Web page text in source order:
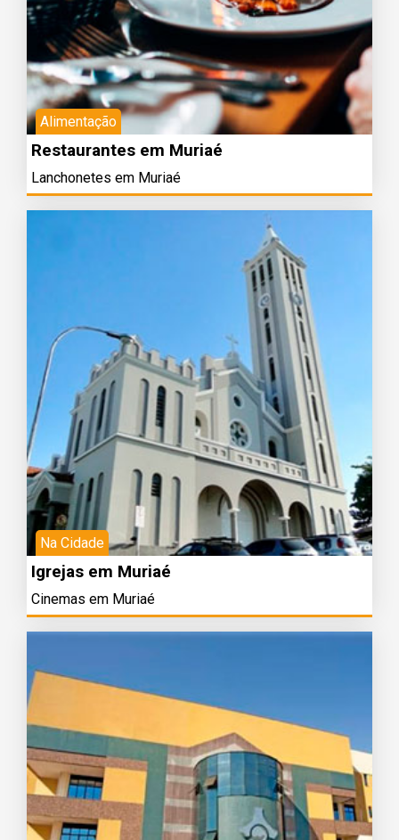
Alimentação
Restaurantes em Muriaé
Lanchonetes em Muriaé
Na Cidade
Igrejas em Muriaé
Cinemas em Muriaé